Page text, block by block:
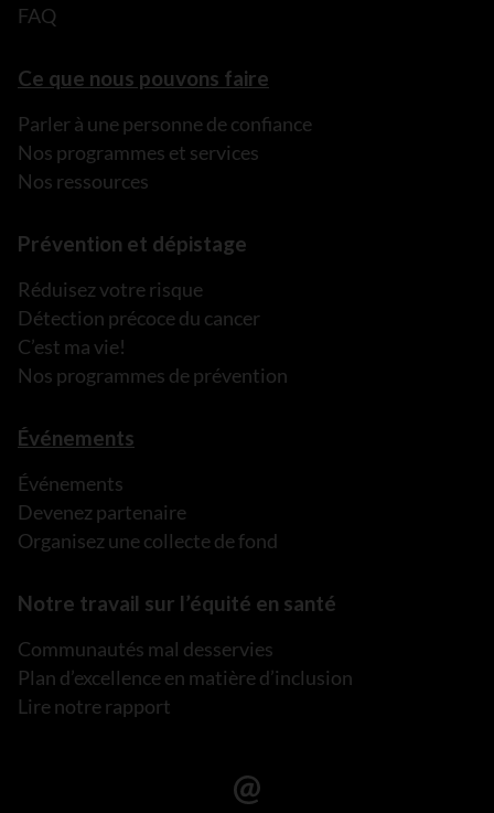
FAQ
Ce que nous pouvons faire
Parler à une personne de confiance
Nos programmes et services
Nos ressources
Prévention et dépistage
Réduisez votre risque
Détection précoce du cancer
C’est ma vie!
Nos programmes de prévention
Événements
Événements
Devenez partenaire
Organisez une collecte de fond
Notre travail sur l’équité en santé
Communautés mal desservies
Plan d’excellence en matière d’inclusion
Lire notre rapport